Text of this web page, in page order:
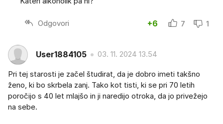
Odgovori +6 7 1
User1884105 03. 11. 2024 13.54
Pri tej starosti je začel študirat, da je dobro imeti takšno
ženo, ki bo skrbela zanj. Tako kot tisti, ki se pri 70 letih
poročijo s 40 let mlajšo in ji naredijo otroka, da jo privežejo
na sebe.